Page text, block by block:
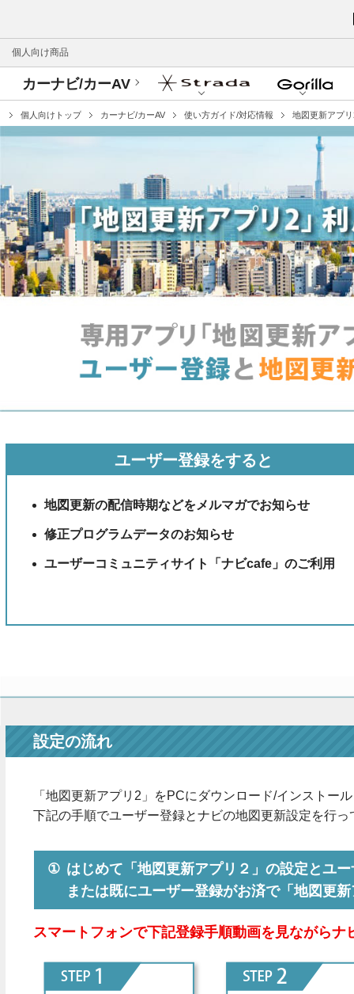
個人向け商品
カーナビ/カーAV
個人向けトップ カーナビ/カーAV 使い方ガイド/対応情報 地図更新アプ
ユーザー登録をすると
地図更新の配信時期などをメルマガでお知らせ
修正プログラムデータのお知らせ
ユーザーコミュニティサイト「ナビcafe」のご利用
設定の流れ
「地図更新アプリ2」をPCにダウンロード/インストー
下記の手順でユーザー登録とナビの地図更新設定を行っ
① はじめて「地図更新アプリ２」の設定とユ
または既にユーザー登録がお済で「地図更
スマートフォンで下記登録手順動画を見ながら